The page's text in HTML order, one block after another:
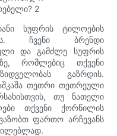
სუფრის ტილოების
ჩვენი ბრენდი
და გამძლე სუფრის
რომლებიც თქვენი
გაზრდის.
თეთრი თეთრეული
თუ ნათელი
თქვენი ქორწილის
ფართო არჩევანს